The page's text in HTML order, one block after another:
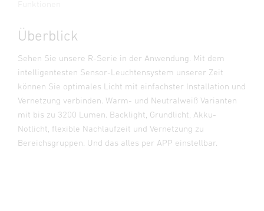
Überblick
Sehen Sie unsere R-Serie in der Anwendung. Mit dem
intelligentesten Sensor-Leuchtensystem unserer Zeit
können Sie optimales Licht mit einfachster Installation und
Vernetzung verbinden. Warm- und Neutralweiß Varianten
mit bis zu 3200 Lumen. Backlight, Grundlicht, Akku-
Notlicht, flexible Nachlaufzeit und Vernetzung zu
Bereichsgruppen. Und das alles per APP einstellbar.